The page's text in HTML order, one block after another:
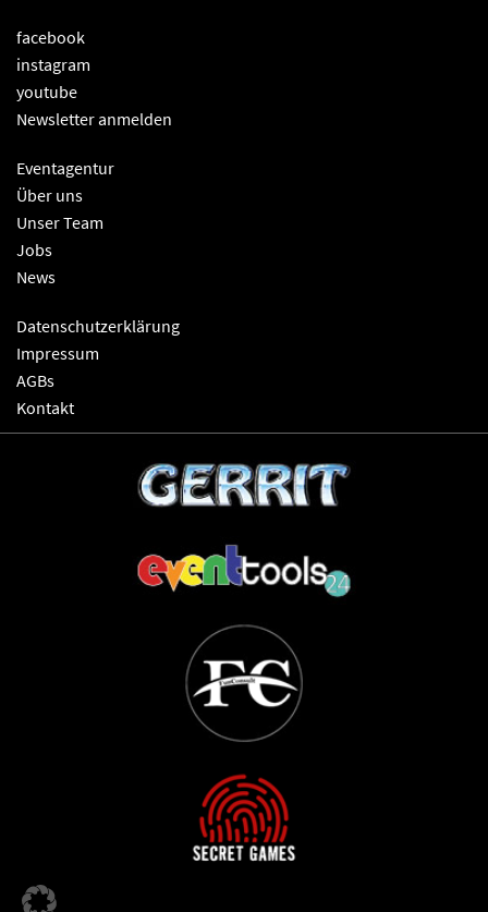
facebook
instagram
youtube
Newsletter anmelden
Eventagentur
Über uns
Unser Team
Jobs
News
Datenschutzerklärung
Impressum
AGBs
Kontakt